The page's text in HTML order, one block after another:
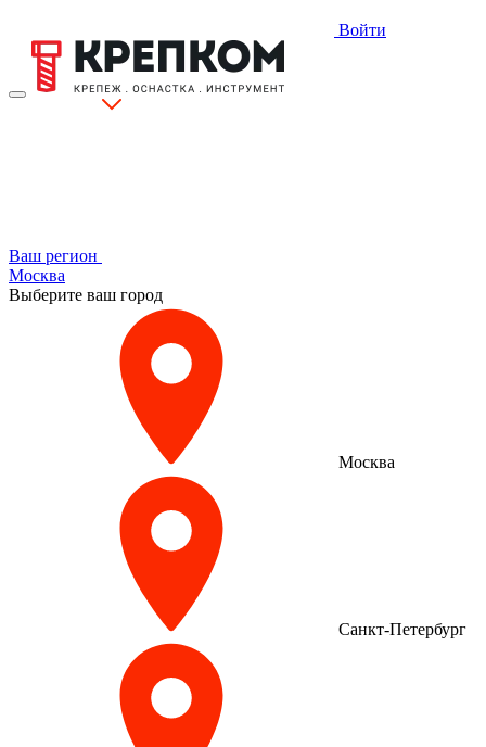
Войти
Ваш регион
Москва
Выберите ваш город
Москва
Санкт-Петербург